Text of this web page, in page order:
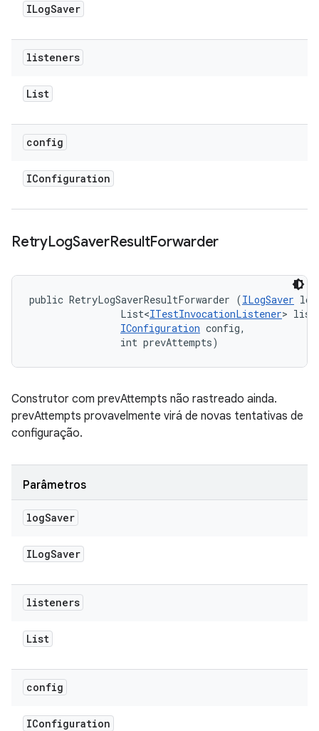
ILogSaver
listeners
List
config
IConfiguration
RetryLogSaverResultForwarder
public RetryLogSaverResultForwarder (ILogSaver
                List<
ITestInvocationListener>
IConfiguration config,
                int prevAttempts)
Construtor com prevAttempts não rastreado ainda.
prevAttempts provavelmente virá de novas tentativas de
configuração.
Parâmetros
logSaver
ILogSaver
listeners
List
config
IConfiguration